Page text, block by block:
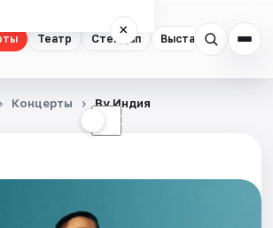
Театр Стендап Выставки Спорт
×
☾
Концерты By Индия